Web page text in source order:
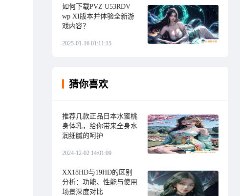
如何下载PVZ U53RDV
wp XI版本并体验全新游
戏内容？
2025-01-16 01:11:15
猜你喜欢
推荐几款正品日本水蜜桃
身体乳，给你带来全身水
润细腻的呵护
2024-12-02 14:01:09
XX18HD与19HD的区别
分析：功能、性能与使用
场景深度对比